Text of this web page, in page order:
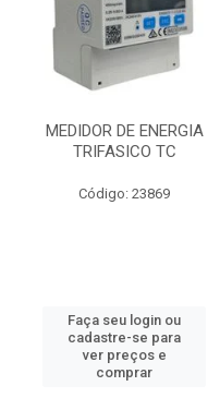
MEDIDOR DE ENERGIA
TRIFASICO TC
Código: 23869
Faça seu login ou
cadastre-se para
ver preços e
comprar